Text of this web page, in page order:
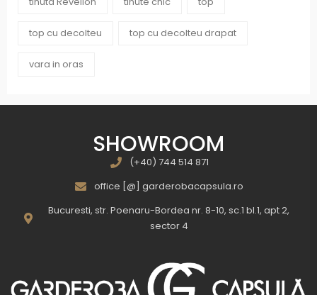
top cu decolteu top cu decolteu drapat
vara in oras
SHOWROOM
(+40) 744 514 871
office [@] garderobacapsula.ro
Bucuresti, str. Poenaru-Bordea nr. 8-10, sc.1 bl.1, apt 2,
sector 4